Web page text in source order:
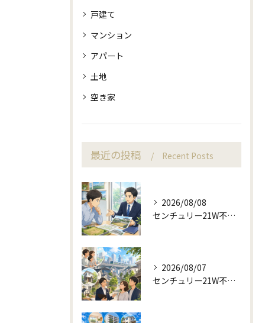
戸建て
マンション
アパート
土地
空き家
最近の投稿 Recent Posts
2026/08/08
センチュリー21W不動産販売で来店予約から土地売却相談
2026/08/07
センチュリー21W不動産販売の駅近相談と地域目線